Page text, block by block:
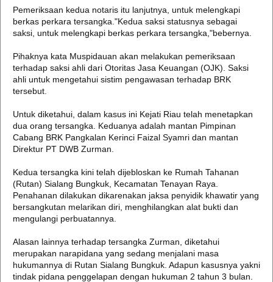
Pemeriksaan kedua notaris itu lanjutnya, untuk melengkapi
berkas perkara tersangka."Kedua saksi statusnya sebagai
saksi, untuk melengkapi berkas perkara tersangka,"bebernya.
Pihaknya kata Muspidauan akan melakukan pemeriksaan
terhadap saksi ahli dari Otoritas Jasa Keuangan (OJK). Saksi
ahli untuk mengetahui sistim pengawasan terhadap BRK
tersebut.
Untuk diketahui, dalam kasus ini Kejati Riau telah menetapkan
dua orang tersangka. Keduanya adalah mantan Pimpinan
Cabang BRK Pangkalan Kerinci Faizal Syamri dan mantan
Direktur PT DWB Zurman.
Kedua tersangka kini telah dijebloskan ke Rumah Tahanan
(Rutan) Sialang Bungkuk, Kecamatan Tenayan Raya.
Penahanan dilakukan dikarenakan jaksa penyidik khawatir yang
bersangkutan melarikan diri, menghilangkan alat bukti dan
mengulangi perbuatannya.
Alasan lainnya terhadap tersangka Zurman, diketahui
merupakan narapidana yang sedang menjalani masa
hukumannya di Rutan Sialang Bungkuk. Adapun kasusnya yakni
tindak pidana penggelapan dengan hukuman 2 tahun 3 bulan.